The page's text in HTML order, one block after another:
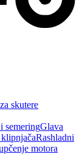
semeringGlava
Rashladni
motora